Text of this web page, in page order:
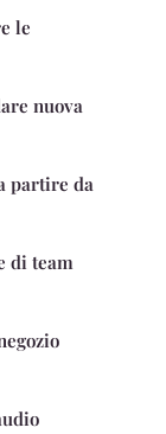
le
nuova
partire da
di team